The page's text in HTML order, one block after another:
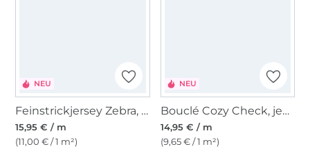
NEU
Feinstrickjersey Zebra, creme
15,95 € / m
(11,00 € / 1 m²)
NEU
Bouclé Cozy Check, jeansblau
14,95 € / m
(9,65 € / 1 m²)